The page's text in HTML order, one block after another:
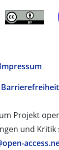
Impressum
Barrierefreiheit
Projekt
und